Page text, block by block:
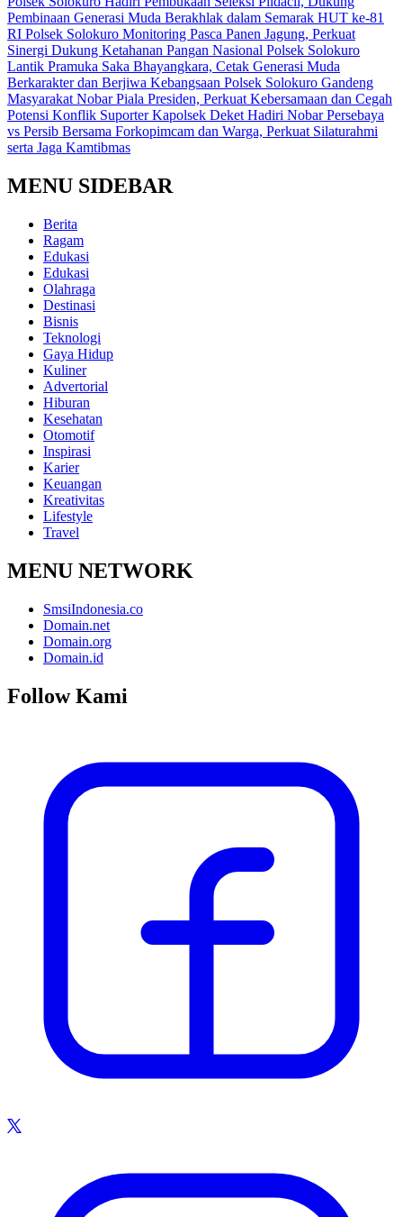
Pembinaan Generasi Muda Berakhlak dalam Semarak HUT ke-81
RI Polsek Solokuro Monitoring Pasca Panen Jagung, Perkuat
Sinergi Dukung Ketahanan Pangan Nasional Polsek Solokuro
Lantik Pramuka Saka Bhayangkara, Cetak Generasi Muda
Berkarakter dan Berjiwa Kebangsaan Polsek Solokuro Gandeng
Masyarakat Nobar Piala Presiden, Perkuat Kebersamaan dan Cegah
Potensi Konflik SuporterKapolsek Deket Hadiri Nobar Persebaya
vs Persib Bersama Forkopimcam dan Warga, Perkuat Silaturahmi
serta Jaga Kamtibmas
MENU SIDEBAR
Berita
Ragam
Edukasi
Edukasi
Olahraga
Destinasi
Bisnis
Teknologi
Gaya Hidup
Kuliner
Advertorial
Hiburan
Kesehatan
Otomotif
Inspirasi
Karier
Keuangan
Kreativitas
Lifestyle
Travel
MENU NETWORK
SmsiIndonesia.co
Domain.net
Domain.org
Domain.id
Follow Kami